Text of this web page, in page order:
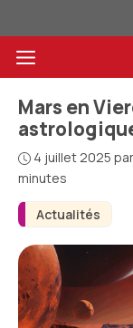
au
contenuMenu
Actualités
Mars en
4 juillet 2025 par
minutes